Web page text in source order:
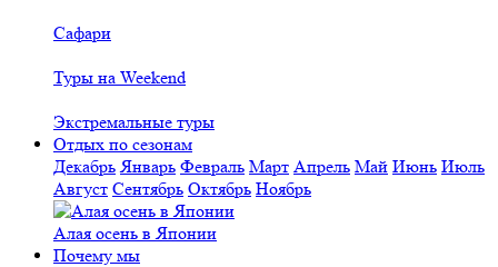
Сафари
Туры на Weekend
Экстремальные туры
Отдых по сезонам
Декабрь Январь Февраль Март Апрель Май Июнь Июль
Август Сентябрь Октябрь Ноябрь
Алая осень в Японии
Почему мы